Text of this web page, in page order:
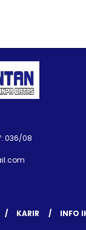
036/08
KARIR INFO